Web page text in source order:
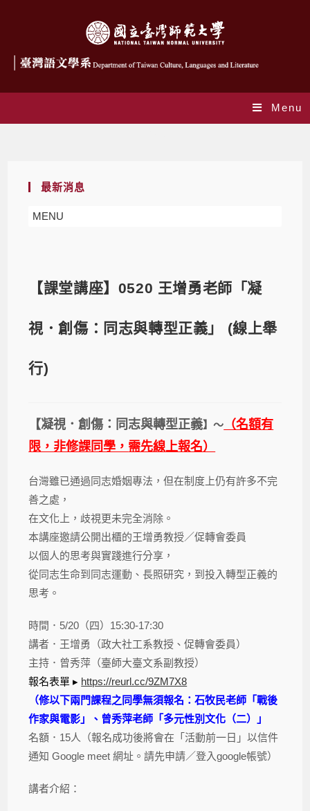
Menu
最新消息
MENU
【課堂講座】0520 王增勇老師「凝
視．創傷：同志與轉型正義」 (線上舉
行)
【凝視．創傷：同志與轉型正義】～
（名額有
限，非修課同學， 需先線上報名）
台灣雖已通過同志婚姻專法，但在制度上仍有許多不完
善之處，
在文化上，歧視更未完全消除。
本講座邀請公開出櫃的王增勇教授／促轉會委員
以個人的思考與實踐進行分享，
從同志生命到同志運動、長照研究，到投入轉型正義的
思考。
時間．5/20（四）15:30-17:30
講者．王增勇（政大社工系教授、促轉會委員）
主持．曾秀萍（臺師大臺文系副教授）
報名表單 ▸ https://reurl.cc/9ZM7X8
（修以下兩門課程之同學無須報名：石牧民老師「戰後
作家與電影」、 曾秀萍老師「多元性別文化（二）」
名額．15人（報名成功後將會在「活動前一日」以信件
通知 Google meet 網址。請先申請／登入google帳號）
講者介紹：